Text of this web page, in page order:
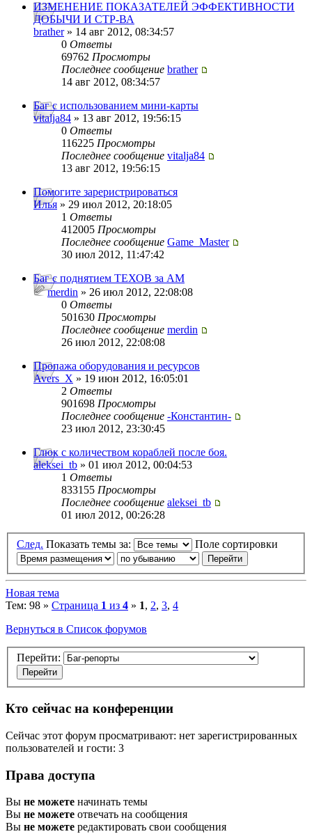
ИЗМЕНЕНИЕ ПОКАЗАТЕЛЕЙ ЭФФЕКТИВНОСТИ
ДОБЫЧИ И СТР-ВА
brather» 14 авг 2012, 08:34:57
0 Ответы
69762 Просмотры
Последнее сообщение brather
14 авг 2012, 08:34:57
Баг с использованием мини-карты
vitalja84 » 13 авг 2012, 19:56:15
0 Ответы
116225 Просмотры
Последнее сообщение vitalja84
13 авг 2012, 19:56:15
Помогите зареристрироваться
Илья » 29 июл 2012, 20:18:05
1 Ответы
412005 Просмотры
Последнее сообщение Game_Master
30 июл 2012, 11:47:42
Баг с поднятием ТЕХОВ за АМ
merdin » 26 июл 2012, 22:08:08
0 Ответы
501630 Просмотры
Последнее сообщение merdin
26 июл 2012, 22:08:08
Пропажа оборудования и ресурсов
Avers_X » 19 июн 2012, 16:05:01
2 Ответы
901698 Просмотры
Последнее сообщение -Константин-
23 июл 2012, 23:30:45
Глюк с количеством кораблей после боя.
aleksei_tb » 01 июл 2012, 00:04:53
1 Ответы
833155 Просмотры
Последнее сообщение aleksei_tb
01 июл 2012, 00:26:28
След. Показать темы за: Поле сортировки
Новая тема
Тем: 98 » Страница 1 из 4 » 1, 2, 3, 4
Вернуться в Список форумов
Перейти:
Кто сейчас на конференции
Сейчас этот форум просматривают: нет зарегистрированных
пользователей и гости: 3
Права доступа
Вы не можете начинать темы
Вы не можете отвечать на сообщения
Вы не можете редактировать свои сообщения